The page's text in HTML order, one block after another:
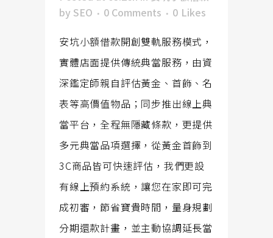
by SEO 0 Comments 0 Likes
安坑小額借款開創雙軌服務模式，
實體店面提供傳統典當服務，由資
深鑑定師親自評估黃金、首飾、名
表等高價值物品；同步推出線上典
當平台，全程無隱藏條款，更提供
多元典當品項選擇，從黃金首飾到
3C商品皆可快速評估，我們更設
有線上預約系統，讓您在家即可完
成初審，節省寶貴時間，量身規劃
分期還款計畫，並主動協調延長當